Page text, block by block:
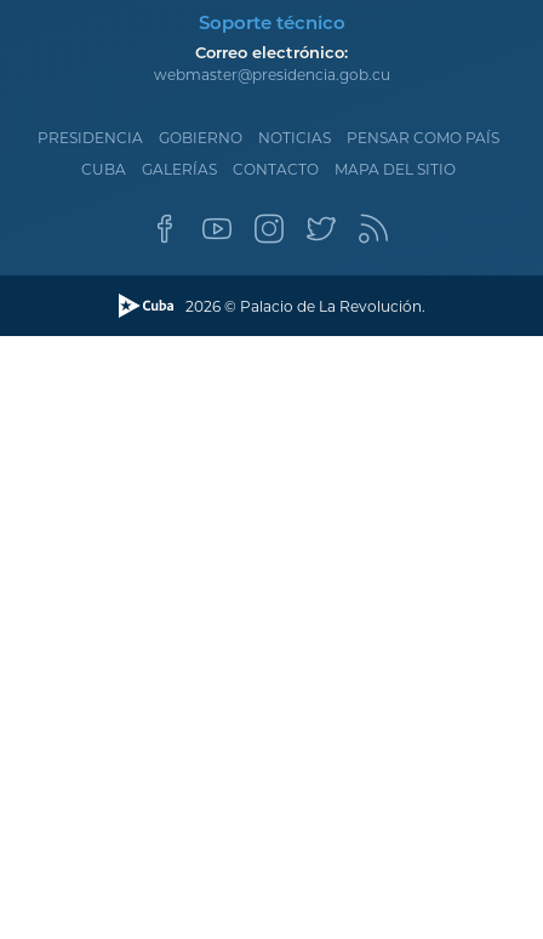
Soporte técnico
Correo electrónico:
webmaster@presidencia.gob.cu
PRESIDENCIA GOBIERNO NOTICIAS
PENSAR COMO PAÍS
CUBA
GALERÍAS CONTACTO MAPA DEL SITIO
2026 © Palacio de La Revolución.